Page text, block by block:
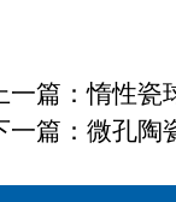
上一篇：惰性瓷
一篇： 微孔陶